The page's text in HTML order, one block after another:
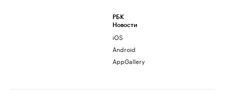
РБК
Новости
iOS
Android
AppGallery